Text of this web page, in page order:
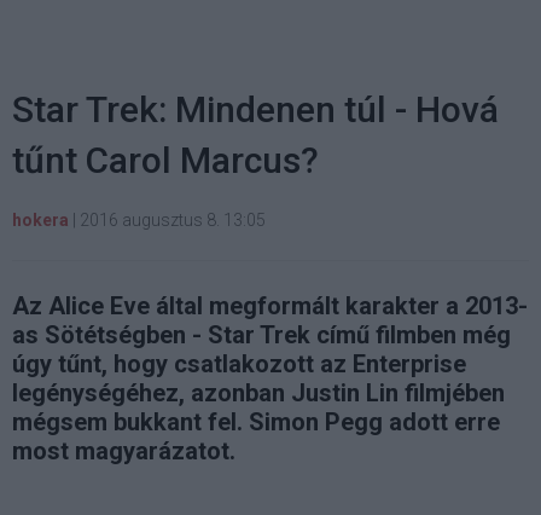
Star Trek: Mindenen túl - Hová
tűnt Carol Marcus?
hokera 2016 augusztus 8. 13:05
Az Alice Eve által megformált karakter a 2013-
as Sötétségben - Star Trek című filmben még
úgy tűnt, hogy csatlakozott az Enterprise
legénységéhez, azonban Justin Lin filmjében
mégsem bukkant fel. Simon Pegg adott erre
most magyarázatot.